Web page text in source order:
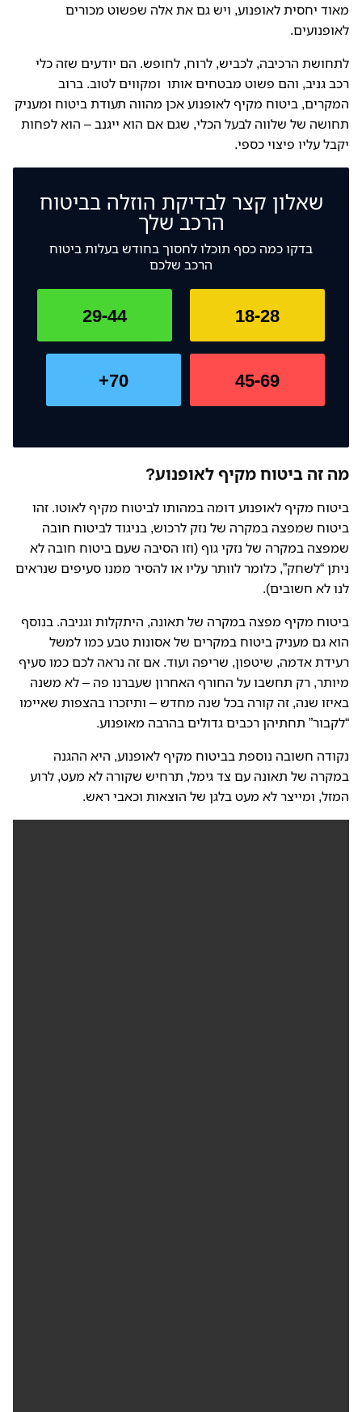
מאוד יחסית לאופנוע, ויש גם את אלה שפשוט מכורים
לאופנועים.
לתחושת הרכיבה, לכביש, לרוח, לחופש. הם יודעים שזה כלי
רכב גניב, והם פשוט מבטחים אותו ומקווים לטוב. ברוב
המקרים, ביטוח מקיף לאופנוע אכן מהווה תעודת ביטוח ומעניק
תחושה של שלווה לבעל הכלי, שגם אם הוא ייגנב – הוא לפחות
יקבל עליו פיצוי כספי.
שאלון קצר לבדיקת הוזלה בביטוח
הרכב שלך
בדקו כמה כסף תוכלו לחסוך בחודש בעלות ביטוח
הרכב שלכם
18-28
29-44
45-69
70+
מה זה ביטוח מקיף לאופנוע?
ביטוח מקיף לאופנוע דומה במהותו לביטוח מקיף לאוטו. זהו
ביטוח שמפצה במקרה של נזק לרכוש, בניגוד לביטוח חובה
שמפצה במקרה של נזקי גוף (וזו הסיבה שעם ביטוח חובה לא
ניתן “לשחק”, כלומר לוותר עליו או להסיר ממנו סעיפים שנראים
לנו לא חשובים).
ביטוח מקיף מפצה במקרה של תאונה, היתקלות וגניבה. בנוסף
הוא גם מעניק ביטוח במקרים של אסונות טבע כמו למשל
רעידת אדמה, שיטפון, שריפה ועוד. אם זה נראה לכם כמו סעיף
מיותר, רק תחשבו על החורף האחרון שעברנו פה – לא משנה
באיזו שנה, זה קורה בכל שנה מחדש – ותיזכרו בהצפות שאיימו
“לקבור” תחתיהן רכבים גדולים בהרבה מאופנוע.
נקודה חשובה נוספת בביטוח מקיף לאופנוע, היא ההגנה
במקרה של תאונה עם צד גימל, תרחיש שקורה לא מעט, לרוע
המזל, ומייצר לא מעט בלגן של הוצאות וכאבי ראש.